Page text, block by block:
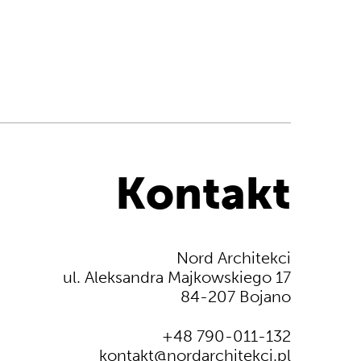
Kontakt
Nord Architekci
ul. Aleksandra Majkowskiego 17
84-207 Bojano
+48 790-011-132
kontakt@nordarchitekci.pl